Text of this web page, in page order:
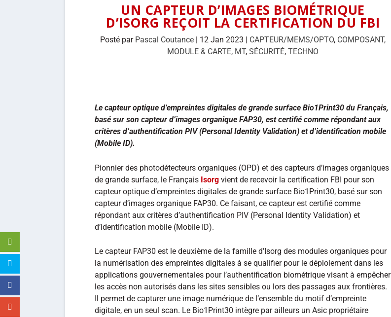
UN CAPTEUR D’IMAGES BIOMÉTRIQUE
D’ISORG REÇOIT LA CERTIFICATION DU FBI
Posté par Pascal Coutance | 12 Jan 2023 | CAPTEUR/MEMS/OPTO, COMPOSANT,
MODULE & CARTE, MT,SÉCURITÉ,TECHNO
Le capteur optique d’empreintes digitales de grande surface Bio1Print30 du Français,
basé sur son capteur d’images organique FAP30, est certifié comme répondant aux
critères d’authentification PIV (Personal Identity Validation) et d’identification mobile
(Mobile ID).
Pionnier des photodétecteurs organiques (OPD) et des capteurs d’images organiques
de grande surface, le Français Isorg vient de recevoir la certification FBI pour son
capteur optique d’empreintes digitales de grande surface Bio1Print30, basé sur son
capteur d’images organique FAP30. Ce faisant, ce capteur est certifié comme
répondant aux critères d’authentification PIV (Personal Identity Validation) et
d’identification mobile (Mobile ID).
Le capteur FAP30 est le deuxième de la famille d’Isorg des modules organiques pour
la numérisation des empreintes digitales à se qualifier pour le déploiement dans les
applications gouvernementales pour l’authentification biométrique visant à empêcher
les accès non autorisés dans les sites sensibles ou lors des passages aux frontières.
Il permet de capturer une image numérique de l’ensemble du motif d’empreinte
digitale, en un seul scan. Le Bio1Print30 intègre par ailleurs un Asic propriétaire